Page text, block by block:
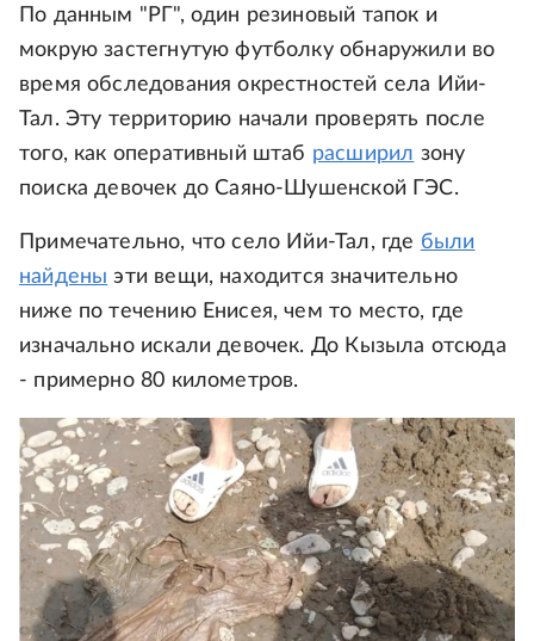
По данным "РГ", один резиновый тапок и
мокрую застегнутую футболку обнаружили во
время обследования окрестностей села Ийи-
Тал. Эту территорию начали проверять после
того, как оперативный штаб расширил зону
поиска девочек до Саяно-Шушенской ГЭС.
Примечательно, что село Ийи-Тал, где были
найдены эти вещи, находится значительно
ниже по течению Енисея, чем то место, где
изначально искали девочек. До Кызыла отсюда
- примерно 80 километров.